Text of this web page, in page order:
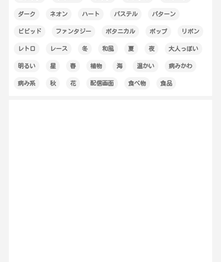
ダーク ネオン ハート パステル パターン
ビビッド ファンタジー ボタニカル ポップ リボン
レトロ レース 冬 和風 夏 夜 大人っぽい
明るい 星 春 植物 海 温かい 病みかわ
病み系 秋 花 配信画面 食べ物 食品